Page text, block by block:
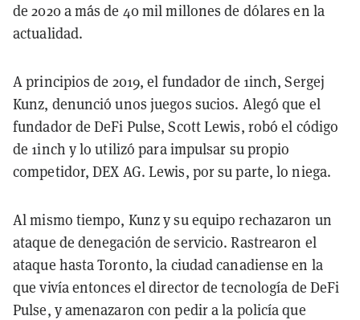
de 2020 a más de 40 mil millones de dólares en la
actualidad.
A principios de 2019, el fundador de 1inch, Sergej
Kunz, denunció unos juegos sucios. Alegó que el
fundador de DeFi Pulse, Scott Lewis, robó el código
de 1inch y lo utilizó para impulsar su propio
competidor, DEX AG. Lewis, por su parte, lo niega.
Al mismo tiempo, Kunz y su equipo rechazaron un
ataque de denegación de servicio. Rastrearon el
ataque hasta Toronto, la ciudad canadiense en la
que vivía entonces el director de tecnología de DeFi
Pulse, y amenazaron con pedir a la policía que